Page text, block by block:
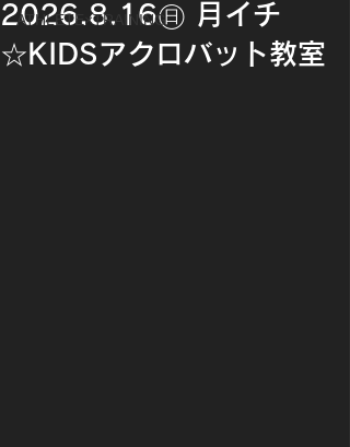
ATHLETE×TRAINING
2026.8.16㊐ 月イチ
☆KIDSアクロバット教室